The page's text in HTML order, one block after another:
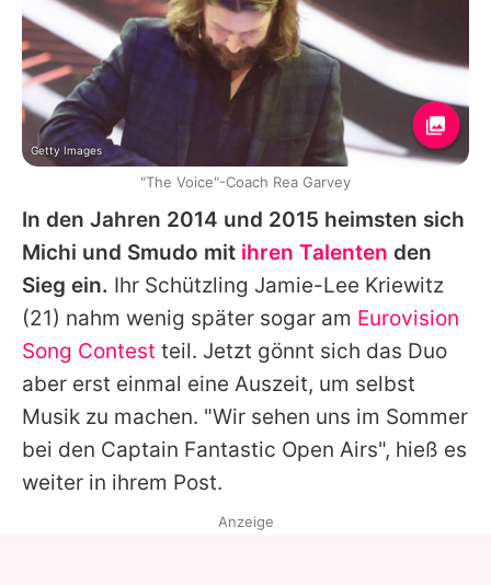
In den Jahren 2014 und 2015 heimsten sich
Michi und Smudo mit ihren Talenten den
Sieg ein. Ihr Schützling Jamie-Lee Kriewitz
(21) nahm wenig später sogar am Eurovision
Song Contest teil. Jetzt gönnt sich das Duo
aber erst einmal eine Auszeit, um selbst
Musik zu machen. "Wir sehen uns im Sommer
bei den Captain Fantastic Open Airs", hieß es
weiter in ihrem Post.
Getty Images
"The Voice"-Coach Rea Garvey
Anzeige